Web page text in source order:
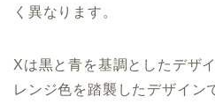
く異なります。
Xは黒と青を基調としたデザ
レンジ色を踏襲したデザイン